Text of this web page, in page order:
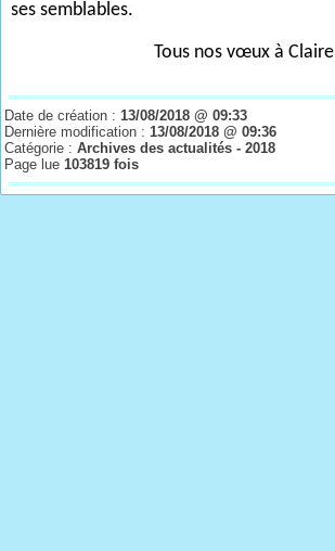
ses semblables.
Tous nos vœux à Claire
Date de création : 13/08/2018 @ 09:33
Dernière modification : 13/08/2018 @ 09:36
Catégorie :Archives des actualités - 2018
Page lue 103819 fois